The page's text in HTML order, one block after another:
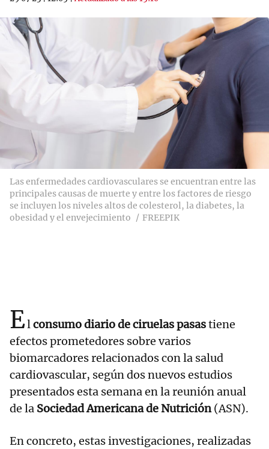
Las enfermedades cardiovasculares se encuentran entre las
principales causas de muerte y entre los factores de riesgo
se incluyen los niveles altos de colesterol, la diabetes, la
obesidad y el envejecimiento
FREEPIK
Elconsumo diario de ciruelas pasastiene
efectos prometedores sobre varios
biomarcadores relacionados con la salud
cardiovascular, según dos nuevos estudios
presentados esta semana en la reunión anual
de la Sociedad Americana de Nutrición(ASN).
En concreto, estas investigaciones, realizadas